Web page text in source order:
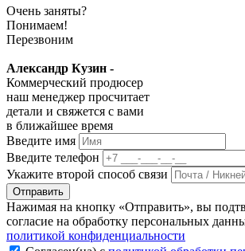
Очень заняты?
Понимаем!
Перезвоним
Александр Кузин -
Коммерческий продюсер
наш менеджер просчитает
детали и свяжется с вами
в ближайшее время
Введите имя
Введите телефон
Укажите второй способ связи
Отправить
Нажимая на кнопку «Отправить», вы
согласие на обработку персональных
политикой конфиденциальности